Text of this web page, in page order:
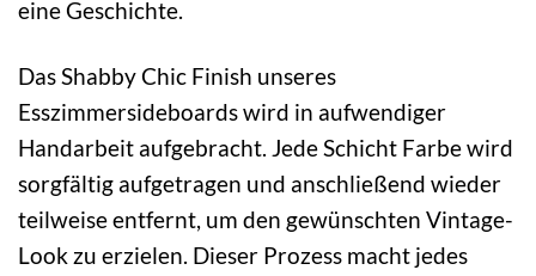
eine Geschichte.
Das Shabby Chic Finish unseres
Esszimmersideboards wird in aufwendiger
Handarbeit aufgebracht. Jede Schicht Farbe wird
sorgfältig aufgetragen und anschließend wieder
teilweise entfernt, um den gewünschten Vintage-
Look zu erzielen. Dieser Prozess macht jedes